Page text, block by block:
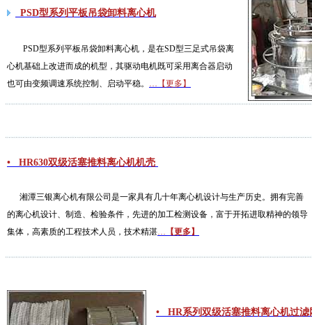
PSD型系列平板吊袋卸料离心机
PSD型系列平板吊袋卸料离心机，是在SD型三足式吊袋离
心机基础上改进而成的机型，其驱动电机既可采用离合器启动
也可由变频调速系统控制、启动平稳。 …【更多】
• HR630双级活塞推料离心机机壳
湘潭三银离心机有限公司是一家具有几十年离心机设计与生产历史。拥有完善
的离心机设计、制造、检验条件，先进的加工检测设备，富于开拓进取精神的领导
集体，高素质的工程技术人员，技术精湛… 【更多】
• HR系列双级活塞推料离心机过